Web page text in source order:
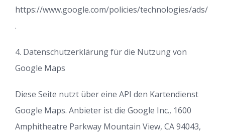
https://www.google.com/policies/technologies/ads/
.
4. Datenschutzerklärung für die Nutzung von
Google Maps
Diese Seite nutzt über eine API den Kartendienst
Google Maps. Anbieter ist die Google Inc., 1600
Amphitheatre Parkway Mountain View, CA 94043,